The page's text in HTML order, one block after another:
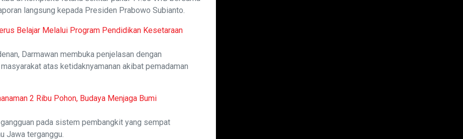
langsung kepada Presiden Prabowo Subianto.
Belajar Melalui Program Pendidikan Kesetaraan
Darmawan membuka penjelasan dengan
atas ketidaknyamanan akibat pemadaman
2 Ribu Pohon, Budaya Menjaga Bumi
pada sistem pembangkit yang sempat
Jawa terganggu.